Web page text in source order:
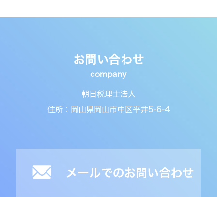
お問い合わせ
朝日税理士法人
住所：岡山県岡山市中区平井5-6-4